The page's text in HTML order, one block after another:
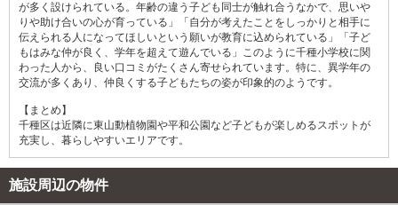
が多く設けられている。年齢の違う子ども同士が触れ合うなかで、思いや
りや助け合いの心が育っている」「自分が考えたことをしっかりと相手に
伝えられる人になってほしいという願いが教育に込められている」「子ど
もはみな仲が良く、学年を超えて遊んでいる」このように千種小学校に関
わった人から、良い口コミがたくさん寄せられています。特に、異学年の
交流が多くあり、仲良くする子どもたちの姿が印象的のようです。
【まとめ】
千種区は近隣に東山動植物園や平和公園など子どもが楽しめるスポットが
充実し、暮らしやすいエリアです。
施設周辺の物件